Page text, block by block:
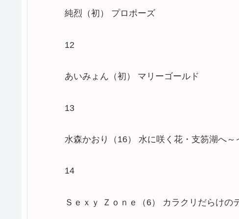
純烈（初） プロポーズ
12
あいみょん（初） マリーゴールド
13
水森かおり（16） 水に咲く花・支笏湖へ～
14
Ｓｅｘｙ Ｚｏｎｅ（6） カラクリだらけの